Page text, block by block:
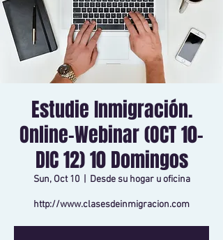
Estudie Inmigración.
Online-Webinar (OCT 10-
DIC 12) 10 Domingos
Sun, Oct 10
  |
Desde su hogar u oficina
http://www.clasesdeinmigracion.com